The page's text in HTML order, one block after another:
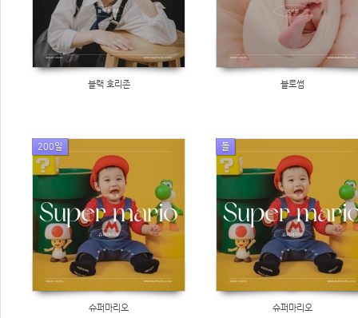
블랙 호리존 블로썸
200일
슈퍼마리오
돌
슈퍼마리오